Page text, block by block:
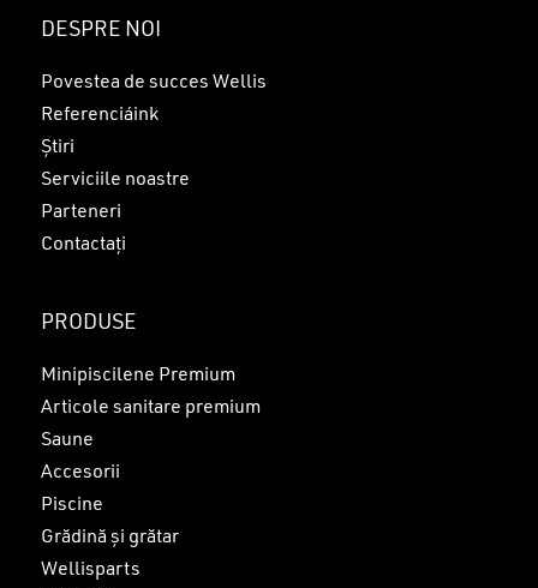
GO TO SHOP
DESPRE NOI
Povestea de succes Wellis
Referenciáink
Știri
Serviciile noastre
Parteneri
Contactați
PRODUSE
Minipiscilene Premium
Articole sanitare premium
Saune
Accesorii
Piscine
Grădină și grătar
Wellisparts